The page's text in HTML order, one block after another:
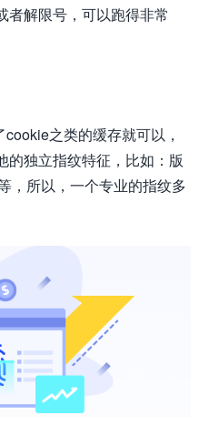
者解限号，可以跑得非常
之类的缓存就可以，
的独立指纹特征，比如：版
，所以，一个专业的指纹多